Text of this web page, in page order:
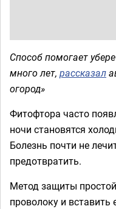
Способ помогает
много лет, рассказал
огород»
Фитофтора часто
ночи становятся
Болезнь почти не
предотвратить.
Метод защиты
проволоку и вставить